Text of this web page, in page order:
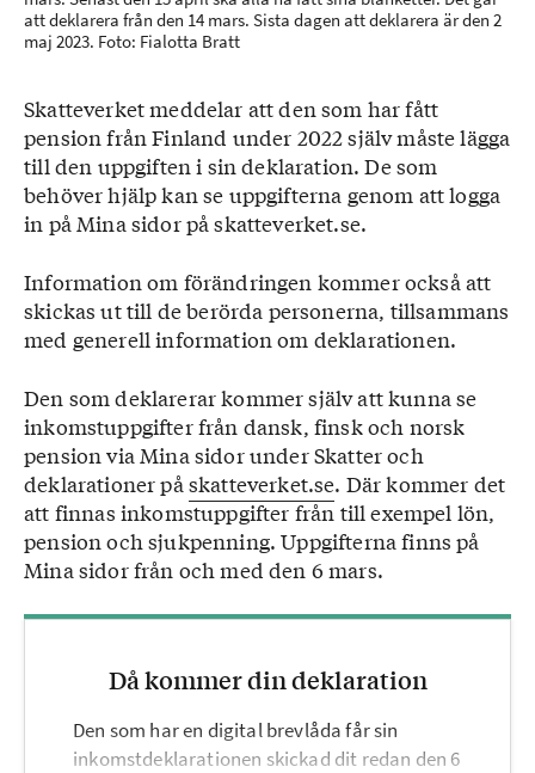
att deklarera från den 14 mars. Sista dagen att deklarera är den 2
maj 2023. Foto: Fialotta Bratt
Skatteverket meddelar att den som har fått
pension från Finland under 2022 själv måste lägga
till den uppgiften i sin deklaration. De som
behöver hjälp kan se uppgifterna genom att logga
in på Mina sidor på skatteverket.se.
Information om förändringen kommer också att
skickas ut till de berörda personerna, tillsammans
med generell information om deklarationen.
Den som deklarerar kommer själv att kunna se
inkomstuppgifter från dansk, finsk och norsk
pension via Mina sidor under Skatter och
deklarationer påskatteverket.se. Där kommer det
att finnas inkomstuppgifter från till exempel lön,
pension och sjukpenning. Uppgifterna finns på
Mina sidor från och med den 6 mars.
Då kommer din deklaration
Den som har en digital brevlåda får sin
inkomstdeklarationen skickad dit redan den 6